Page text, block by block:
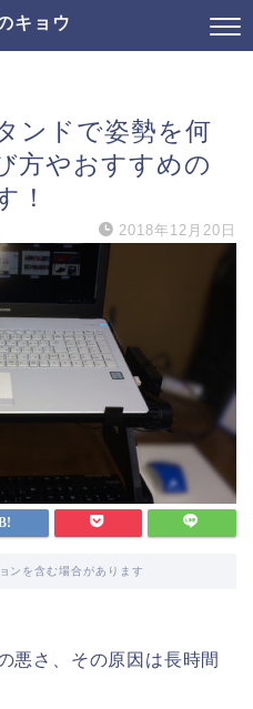
キョウ
ンドで姿勢を何
方やおすすめの
！
2018年12月20日
ンを含む場合があります
悪さ、その原因は長時間